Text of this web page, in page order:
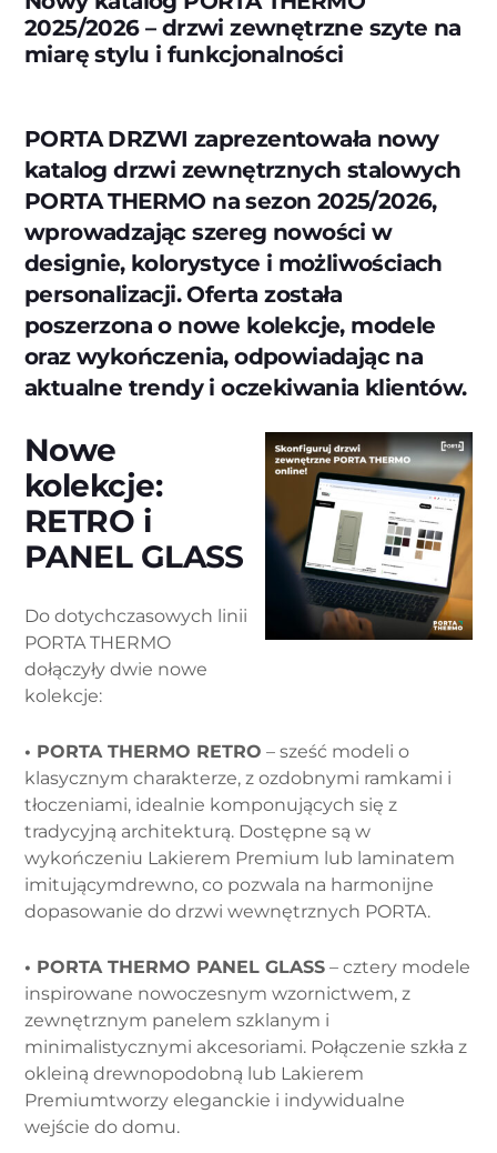
2025/2026 – drzwi zewnętrzne szyte na
miarę stylu i funkcjonalności
PORTA DRZWI zaprezentowała nowy
katalog drzwi zewnętrznych stalowych
PORTA THERMO na sezon 2025/2026,
wprowadzając szereg nowości w
designie, kolorystyce i możliwościach
personalizacji. Oferta została
poszerzona o nowe kolekcje, modele
oraz wykończenia, odpowiadając na
aktualne trendy i oczekiwania klientów.
Nowe
kolekcje:
RETRO i
PANEL GLASS
Do dotychczasowych linii
PORTA THERMO
dołączyły dwie nowe
kolekcje:
• PORTA THERMO RETRO – sześć modeli o
klasycznym charakterze, z ozdobnymi ramkami i
tłoczeniami, idealnie komponujących się z
tradycyjną architekturą. Dostępne są w
wykończeniu Lakierem Premium lub laminatem
imitującymdrewno, co pozwala na harmonijne
dopasowanie do drzwi wewnętrznych PORTA.
• PORTA THERMO PANEL GLASS – cztery modele
inspirowane nowoczesnym wzornictwem, z
zewnętrznym panelem szklanym i
minimalistycznymi akcesoriami. Połączenie szkła z
okleiną drewnopodobną lub Lakierem
Premiumtworzy eleganckie i indywidualne
wejście do domu.